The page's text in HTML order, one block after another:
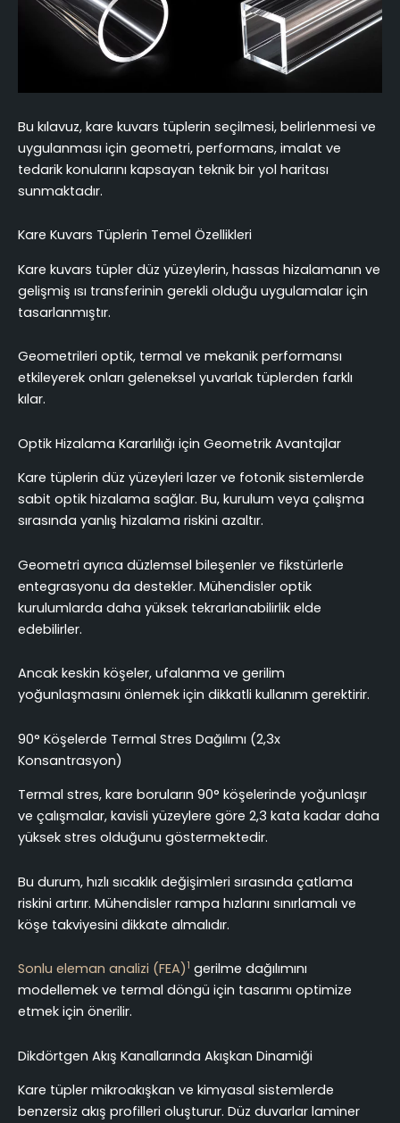
Bu kılavuz, kare kuvars tüplerin seçilmesi, belirlenmesi ve
uygulanması için geometri, performans, imalat ve
tedarik konularını kapsayan teknik bir yol haritası
sunmaktadır.
Kare Kuvars Tüplerin Temel Özellikleri
Kare kuvars tüpler düz yüzeylerin, hassas hizalamanın ve
gelişmiş ısı transferinin gerekli olduğu uygulamalar için
tasarlanmıştır.
Geometrileri optik, termal ve mekanik performansı
etkileyerek onları geleneksel yuvarlak tüplerden farklı
kılar.
Optik Hizalama Kararlılığı için Geometrik Avantajlar
Kare tüplerin düz yüzeyleri lazer ve fotonik sistemlerde
sabit optik hizalama sağlar. Bu, kurulum veya çalışma
sırasında yanlış hizalama riskini azaltır.
Geometri ayrıca düzlemsel bileşenler ve fikstürlerle
entegrasyonu da destekler. Mühendisler optik
kurulumlarda daha yüksek tekrarlanabilirlik elde
edebilirler.
Ancak keskin köşeler, ufalanma ve gerilim
yoğunlaşmasını önlemek için dikkatli kullanım gerektirir.
90° Köşelerde Termal Stres Dağılımı (2,3x
Konsantrasyon)
Termal stres, kare boruların 90° köşelerinde yoğunlaşır
ve çalışmalar, kavisli yüzeylere göre 2,3 kata kadar daha
yüksek stres olduğunu göstermektedir.
Bu durum, hızlı sıcaklık değişimleri sırasında çatlama
riskini artırır. Mühendisler rampa hızlarını sınırlamalı ve
köşe takviyesini dikkate almalıdır.
Sonlu eleman analizi (FEA) 1 gerilme dağılımını
modellemek ve termal döngü için tasarımı optimize
etmek için önerilir.
Dikdörtgen Akış Kanallarında Akışkan Dinamiği
Kare tüpler mikroakışkan ve kimyasal sistemlerde
benzersiz akış profilleri oluşturur. Düz duvarlar laminer